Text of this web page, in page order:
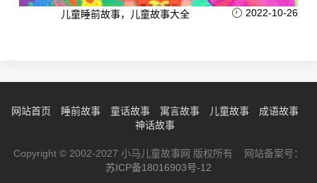
儿童睡前故事，儿童故事大全 2022-10-26
网站首页 睡前故事 童话故事 寓言故事 儿童故事
成语故事
神话故事
Copyright © 2002-2027 小马儿童故事网 版权所有 网站备案号：
苏ICP备18016903号-12